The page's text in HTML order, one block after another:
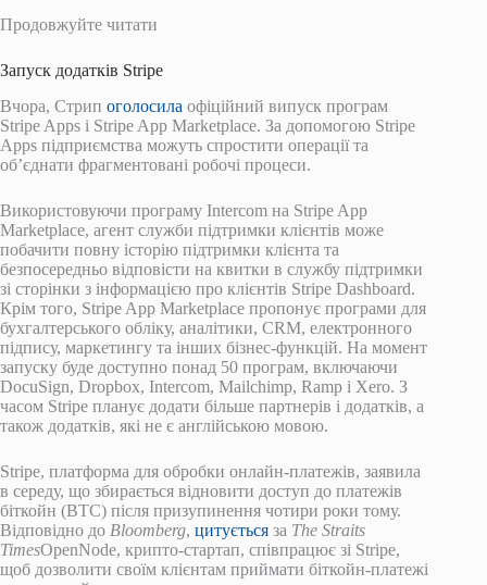
Продовжуйте читати
Запуск додатків Stripe
Вчора, Стрип оголосила офіційний випуск програм
Stripe Apps і Stripe App Marketplace. За допомогою Stripe
Apps підприємства можуть спростити операції та
об’єднати фрагментовані робочі процеси.
Використовуючи програму Intercom на Stripe App
Marketplace, агент служби підтримки клієнтів може
побачити повну історію підтримки клієнта та
безпосередньо відповісти на квитки в службу підтримки
зі сторінки з інформацією про клієнтів Stripe Dashboard.
Крім того, Stripe App Marketplace пропонує програми для
бухгалтерського обліку, аналітики, CRM, електронного
підпису, маркетингу та інших бізнес-функцій. На момент
запуску буде доступно понад 50 програм, включаючи
DocuSign, Dropbox, Intercom, Mailchimp, Ramp і Xero. З
часом Stripe планує додати більше партнерів і додатків, а
також додатків, які не є англійською мовою.
Stripe, платформа для обробки онлайн-платежів, заявила
в середу, що збирається відновити доступ до платежів
біткойн (BTC) після призупинення чотири роки тому.
Відповідно до Bloomberg, цитується за The Straits
TimesOpenNode, крипто-стартап, співпрацює зі Stripe,
щоб дозволити своїм клієнтам приймати біткойн-платежі